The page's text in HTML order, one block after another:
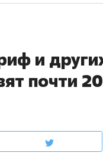
и
почти